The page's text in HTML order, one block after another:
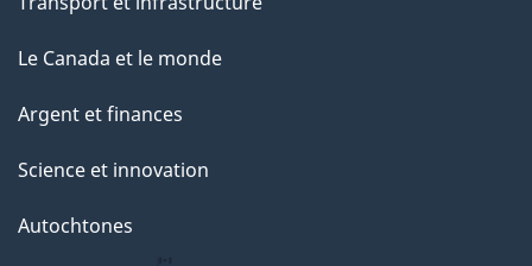
Le Canada et le monde
Argent et finances
Science et innovation
Autochtones